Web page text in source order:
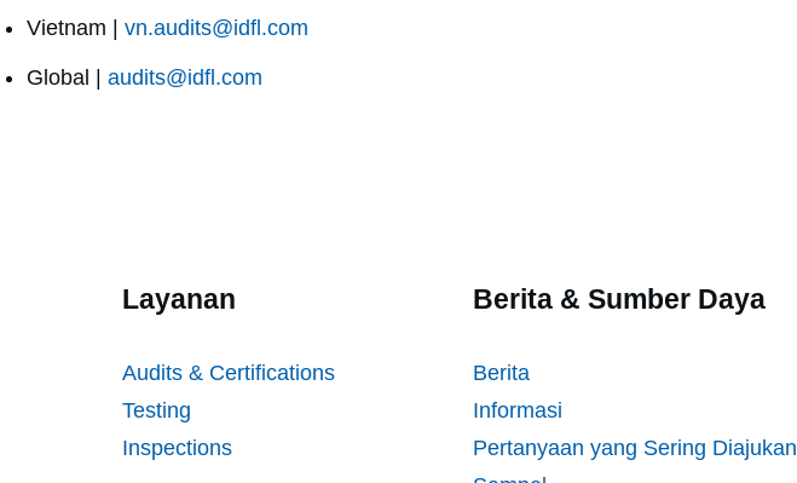
Vietnam | vn.audits@idfl.com
Global | audits@idfl.com
Layanan
Audits & Certifications
Testing
Inspections
Berita & Sumber Daya
Berita
Informasi
Pertanyaan yang Sering Diajukan